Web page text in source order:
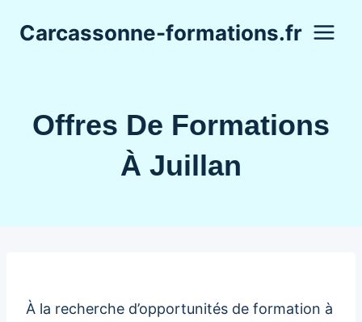
Carcassonne-formations.fr
Offres De Formations
À Juillan
À la recherche d’opportunités de formation à